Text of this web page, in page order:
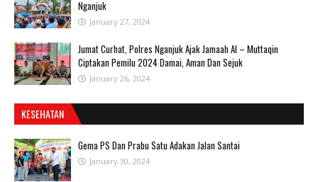
Nganjuk
January 27, 2024
Jumat Curhat, Polres Nganjuk Ajak Jamaah Al – Muttaqin
Ciptakan Pemilu 2024 Damai, Aman Dan Sejuk
January 26, 2024
KESEHATAN
Gema PS Dan Prabu Satu Adakan Jalan Santai
January 30, 2024